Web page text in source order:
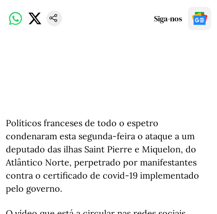
Siga-nos
Políticos franceses de todo o espetro
condenaram esta segunda-feira o ataque a um
deputado das ilhas Saint Pierre e Miquelon, do
Atlântico Norte, perpetrado por manifestantes
contra o certificado de covid-19 implementado
pelo governo.